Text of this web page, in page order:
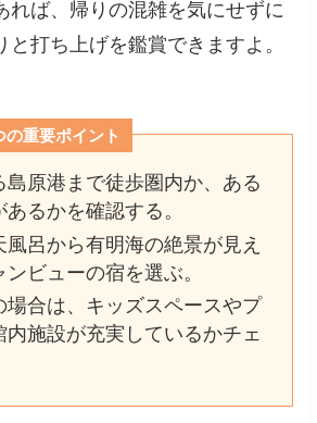
れば、帰りの混雑を気にせずに
と打ち上げを鑑賞できますよ。
重要ポイント
島原港まで徒歩圏内か、ある
るかを確認する。
風呂から有明海の絶景が見え
ビューの宿を選ぶ。
場合は、キッズスペースやプ
内施設が充実しているかチェ